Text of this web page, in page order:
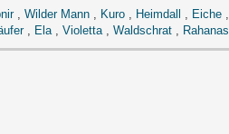
, Wilder Mann Kuro Heimdall Eiche
, Ela Violetta Waldschrat Rahanas